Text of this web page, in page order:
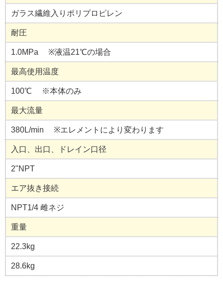
ガラス繊維入りポリプロピレン
耐圧
1.0MPa ※液温21℃の場合
最高使用温度
100℃ ※本体のみ
最大流量
380L/min ※エレメントにより変わります
入口、出口、ドレイン口径
2"NPT
エア抜き接続
NPT1/4 雌ネジ
重量
22.3kg
28.6kg